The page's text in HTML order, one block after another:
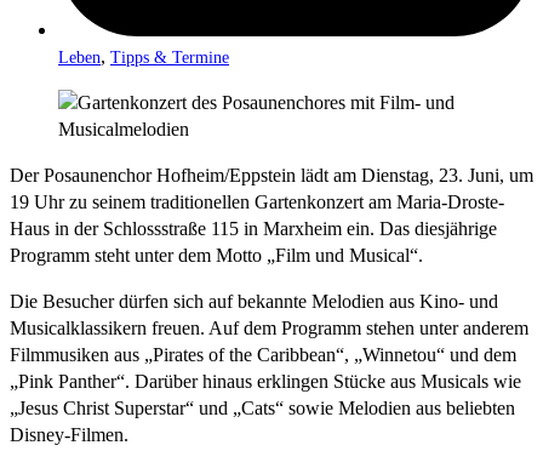
Leben, Tipps & Termine
Der Posaunenchor Hofheim/Eppstein lädt am Dienstag, 23. Juni, um
19 Uhr zu seinem traditionellen Gartenkonzert am Maria-Droste-
Haus in der Schlossstraße 115 in Marxheim ein. Das diesjährige
Programm steht unter dem Motto „Film und Musical“.
Die Besucher dürfen sich auf bekannte Melodien aus Kino- und
Musicalklassikern freuen. Auf dem Programm stehen unter anderem
Filmmusiken aus „Pirates of the Caribbean“, „Winnetou“ und dem
„Pink Panther“. Darüber hinaus erklingen Stücke aus Musicals wie
„Jesus Christ Superstar“ und „Cats“ sowie Melodien aus beliebten
Disney-Filmen.